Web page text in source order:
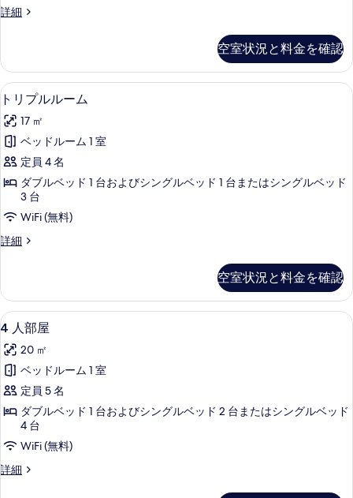
示
イ
ル
ー
ム
の
す
べ
て
写
真
表
示
す
る
詳細
ダ
た
は
ツ
ン
ル
ー
ム
の
細
空室状況と料金を確認
ト
リ
プ
ル
ル
ム
の
て
の
写
真
を
表
示
す
る
トリプルルーム | ミニバー、セーフ
5
トリプルルーム
17 ㎡
ベッドルーム 1 室
定員 4 名
ダブルベッド 1 台およびシングルベッド 1 台またはシングルベッド
3 台
WiFi (無料)
詳細
ト
ル
ー
ム
詳
細
空室状況と料金を確認
4
人
部
屋
の
す
べ
て
4 人部屋 | ミニバー、セーフティボ
11
4 人部屋
20 ㎡
ベッドルーム 1 室
定員 5 名
ダブルベッド 1 台およびシングルベッド 2 台またはシングルベッド
4 台
WiFi (無料)
詳細
4